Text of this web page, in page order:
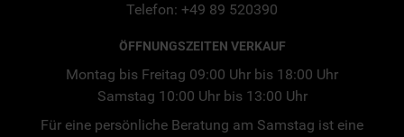
Telefon: +49 89 520390
ÖFFNUNGSZEITEN VERKAUF
Montag bis Freitag 09:00 Uhr bis 18:00 Uhr
Samstag 10:00 Uhr bis 13:00 Uhr
Für eine persönliche Beratung am Samstag ist eine